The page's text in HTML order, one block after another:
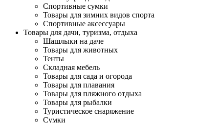
Спортивные сумки
Товары для зимних видов спорта
Спортивные аксессуары
Товары для дачи, туризма, отдыха
Шашлыки на даче
Товары для животных
Тенты
Складная мебель
Товары для сада и огорода
Товары для плавания
Товары для пляжного отдыха
Товары для рыбалки
Туристическое снаряжение
Сумки